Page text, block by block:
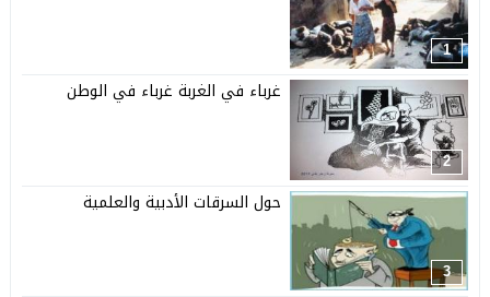
1
2
غرباء في الغربة غرباء في الوطن
3
حول السرقات الأدبية والعلمية